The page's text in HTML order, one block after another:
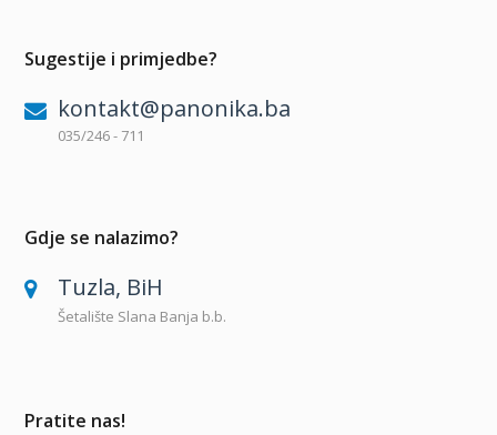
Sugestije i primjedbe?
kontakt@panonika.ba
035/246 - 711
Gdje se nalazimo?
Tuzla, BiH
Šetalište Slana Banja b.b.
Pratite nas!